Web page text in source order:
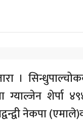
।
ग्याल्जेन शेर्पा
नेकपा